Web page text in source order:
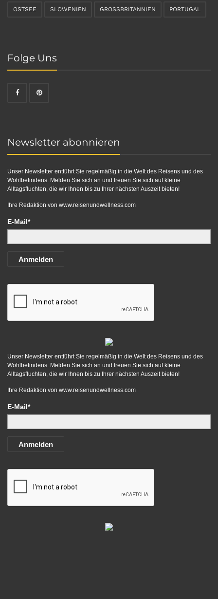
OSTSEE SLOWENIEN GROSSBRITANNIEN PORTUGAL
Folge Uns
Newsletter abonnieren
Unser Newsletter entführt Sie regelmäßig in die Welt des Reisens und des
Wohlbefindens. Melden Sie sich an und freuen Sie sich auf kleine
Alltagsfluchten, die wir Ihnen bis zu Ihrer nächsten Auszeit bieten!
Ihre Redaktion von www.reisenundwellness.com
E-Mail*
Anmelden
Unser Newsletter entführt Sie regelmäßig in die Welt des Reisens und des
Wohlbefindens. Melden Sie sich an und freuen Sie sich auf kleine
Alltagsfluchten, die wir Ihnen bis zu Ihrer nächsten Auszeit bieten!
Ihre Redaktion von www.reisenundwellness.com
E-Mail*
Anmelden